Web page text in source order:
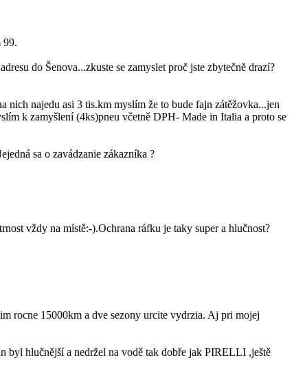
99.
do Šenova...zkuste se zamyslet proč jste zbytečně drazí?
nich najedu asi 3 tis.km myslím že to bude fajn zátěžovka...jen
k zamyšlení (4ks)pneu včetně DPH- Made in Italia a proto se
sa o zavádzanie zákazníka ?
vždy na místě:-).Ochrana ráfku je taky super a hlučnost?
rocne 15000km a dve sezony urcite vydrzia. Aj pri mojej
hlučnější a nedržel na vodě tak dobře jak PIRELLI ,ještě